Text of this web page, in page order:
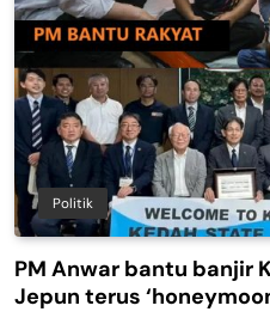
Politik
PM Anwar bantu banjir
Jepun terus